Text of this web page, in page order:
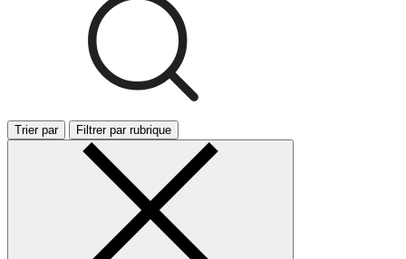
Trier par Filtrer par rubrique